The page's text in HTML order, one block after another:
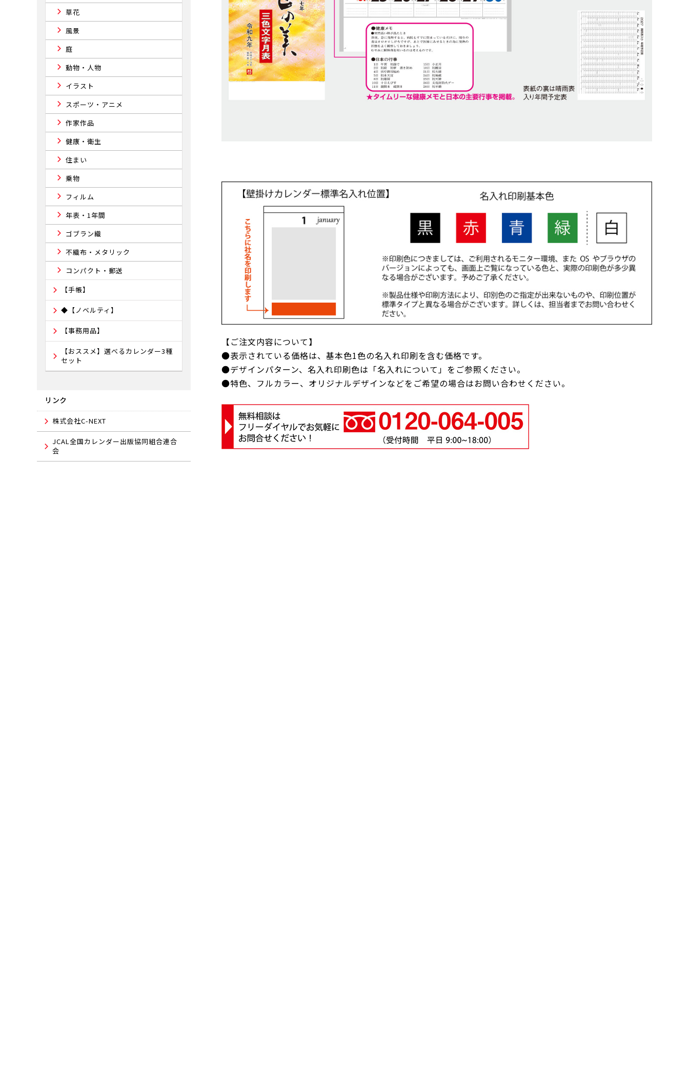
【ご注文内容について】
●表示されている価格は、基本色1色の名入れ印刷を含む価格です。
●デザインパターン、名入れ印刷色は「名入れについて」をご参照ください。
●特色、フルカラー、オリジナルデザインなどをご希望の場合はお問い合わせください。
草花
風景
庭
動物・人物
イラスト
スポーツ・アニメ
作家作品
健康・衛生
住まい
乗物
フィルム
年表・1年間
ゴブラン織
不織布・メタリック
コンパクト・郵送
【手帳】
◆【ノベルティ】
【事務用品】
【おススメ】選べるカレンダー3種
セット
リンク
株式会社C-NEXT
JCAL全国カレンダー出版協同組合連合
会